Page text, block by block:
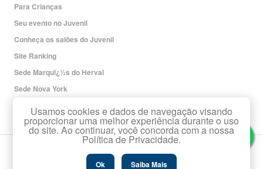
Para Crianças
Seu evento no Juvenil
Conheça os salões do Juvenil
Site Ranking
Sede Marquï¿½s do Herval
Sede Nova York
Todos os direitos reservados.
Usamos cookies e dados de navegação visando
proporcionar uma melhor experiência durante o uso
do site. Ao continuar, você concorda com a nossa
Política de Privacidade.
Ok Saiba Mais